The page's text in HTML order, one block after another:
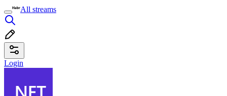
All streams
Login